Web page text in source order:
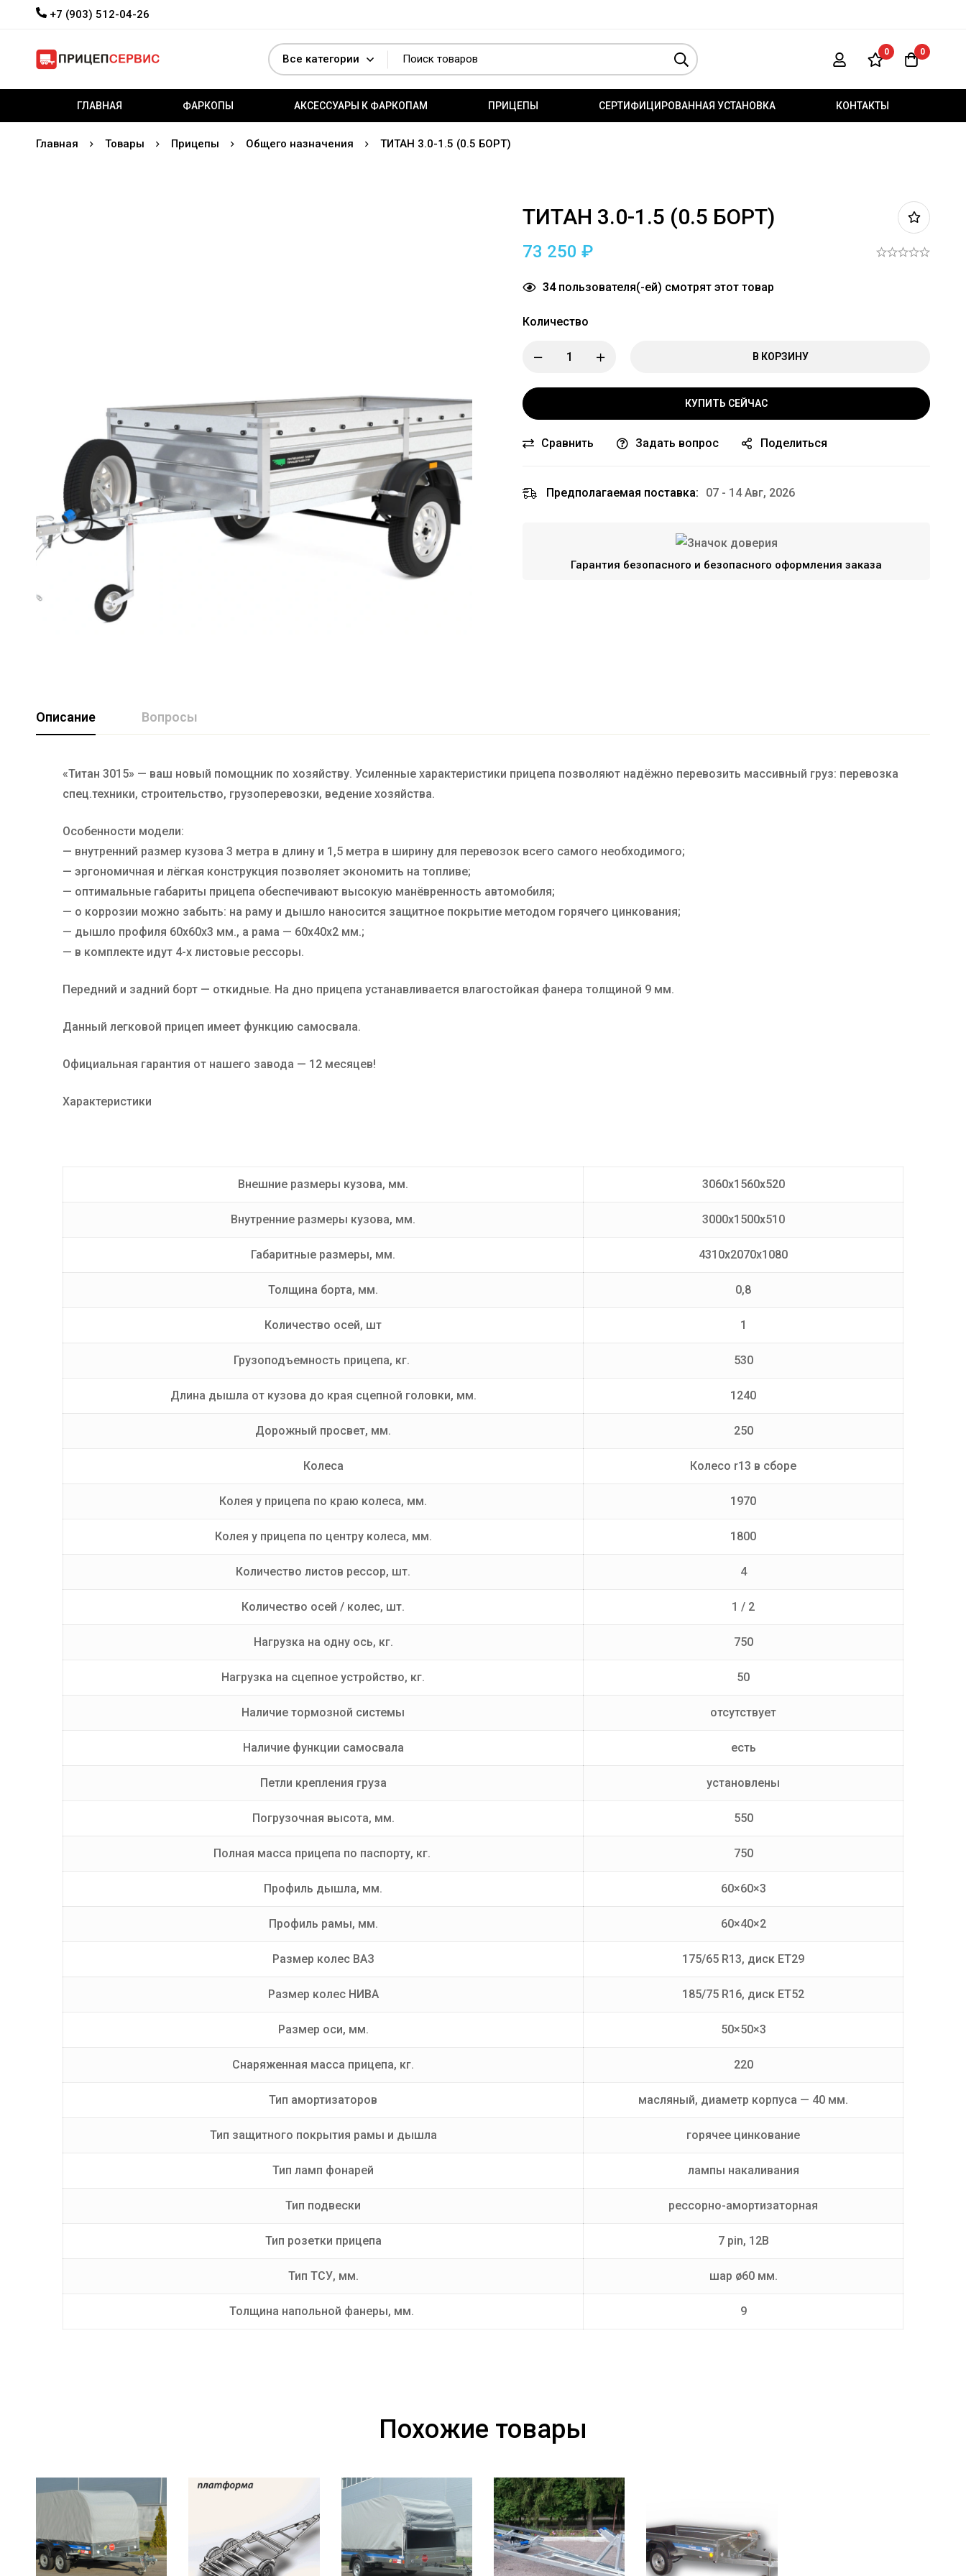
+7 (903) 512-04-26
0 0
ГЛАВНАЯ ФАРКОПЫ АКСЕССУАРЫ К ФАРКОПАМ ПРИЦЕПЫ СЕРТИФИЦИРОВАННАЯ УСТАНОВКА КОНТАКТЫ
Главная Товары Прицепы Общего назначения ТИТАН 3.0-1.5 (0.5 БОРТ)
ТИТАН 3.0-1.5 (0.5 БОРТ)
73 250 ₽
34пользователя(-ей) смотрят этот товар
Количество
В КОРЗИНУ
КУПИТЬ СЕЙЧАС
Сравнить Задать вопрос Поделиться
Предполагаемая поставка: 07 - 14 Авг, 2026
Гарантия безопасного и безопасного оформления заказа
Описание Вопросы
«Титан 3015» — ваш новый помощник по хозяйству. Усиленные характеристики прицепа позволяют надёжно перевозить массивный груз: перевозка
спец.техники, строительство, грузоперевозки, ведение хозяйства.
Особенности модели:
— внутренний размер кузова 3 метра в длину и 1,5 метра в ширину для перевозок всего самого необходимого;
— эргономичная и лёгкая конструкция позволяет экономить на топливе;
— оптимальные габариты прицепа обеспечивают высокую манёвренность автомобиля;
— о коррозии можно забыть: на раму и дышло наносится защитное покрытие методом горячего цинкования;
— дышло профиля 60х60х3 мм., а рама — 60х40х2 мм.;
— в комплекте идут 4-х листовые рессоры.
Передний и задний борт — откидные. На дно прицепа устанавливается влагостойкая фанера толщиной 9 мм.
Данный легковой прицеп имеет функцию самосвала.
Официальная гарантия от нашего завода — 12 месяцев!
Характеристики
Внешние размеры кузова, мм. 3060х1560х520
Внутренние размеры кузова, мм. 3000х1500х510
Габаритные размеры, мм. 4310х2070х1080
Толщина борта, мм. 0,8
Количество осей, шт 1
Грузоподъемность прицепа, кг. 530
Длина дышла от кузова до края сцепной головки, мм. 1240
Дорожный просвет, мм. 250
Колеса Колесо r13 в сборе
Колея у прицепа по краю колеса, мм. 1970
Колея у прицепа по центру колеса, мм. 1800
Количество листов рессор, шт. 4
Количество осей / колес, шт. 1 / 2
Нагрузка на одну ось, кг. 750
Нагрузка на сцепное устройство, кг. 50
Наличие тормозной системы отсутствует
Наличие функции самосвала есть
Петли крепления груза установлены
Погрузочная высота, мм. 550
Полная масса прицепа по паспорту, кг. 750
Профиль дышла, мм. 60×60×3
Профиль рамы, мм. 60×40×2
Размер колес ВАЗ 175/65 R13, диск ET29
Размер колес НИВА 185/75 R16, диск ET52
Размер оси, мм. 50×50×3
Снаряженная масса прицепа, кг. 220
Тип амортизаторов масляный, диаметр корпуса — 40 мм.
Тип защитного покрытия рамы и дышла горячее цинкование
Тип ламп фонарей лампы накаливания
Тип подвески рессорно-амортизаторная
Тип розетки прицепа 7 pin, 12В
Тип ТСУ, мм. шар ø60 мм.
Толщина напольной фанеры, мм. 9
Похожие товары